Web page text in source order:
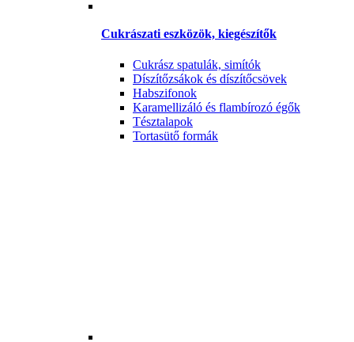
Cukrászati eszközök, kiegészítők
Cukrász spatulák, simítók
Díszítőzsákok és díszítőcsövek
Habszifonok
Karamellizáló és flambírozó égők
Tésztalapok
Tortasütő formák